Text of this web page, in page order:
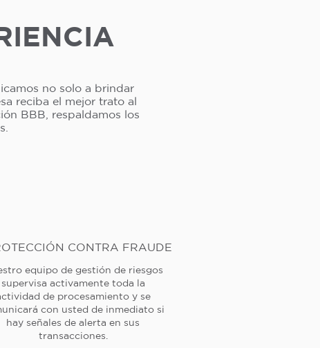
no solo a brindar
reciba el mejor trato al
BBB, respaldamos los
CONTRA FRAUDE
equipo de gestión de riesgos
supervisa activamente toda la
de procesamiento y se
con usted de inmediato si
hay señales de alerta en sus
transacciones.